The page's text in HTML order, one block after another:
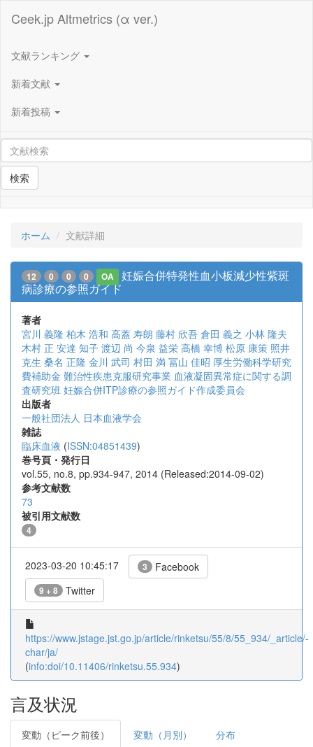
Ceek.jp Altmetrics (α ver.)
文献ランキング
新着文献
新着投稿
検索
ホーム 文献詳細
12 0 0 0 OA
妊娠合併特発性血小板減少性紫斑
病診療の参照ガイド
著者
宮川 義隆 柏木 浩和 高蓋 寿朗 藤村 欣吾 倉田 義之 小林 隆夫
木村 正 安達 知子 渡辺 尚 今泉 益栄 高橋 幸博 松原 康策 照井
克生 桑名 正隆 金川 武司 村田 満 冨山 佳昭 厚生労働科学研究
費補助金 難治性疾患克服研究事業 血液凝固異常症に関する調
査研究班 妊娠合併ITP診療の参照ガイド作成委員会
出版者
一般社団法人 日本血液学会
雑誌
臨床血液 (ISSN:04851439)
巻号頁・発行日
vol.55, no.8, pp.934-947, 2014 (Released:2014-09-02)
参考文献数
73
被引用文献数
4
2023-03-20 10:45:17 3 Facebook
9 + 8 Twitter
https://www.jstage.jst.go.jp/article/rinketsu/55/8/55_934/_article/-
char/ja/
(info:doi/10.11406/rinketsu.55.934)
言及状況
変動（ピーク前後） 変動（月別） 分布